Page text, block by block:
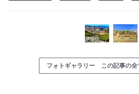
フォトギャラリー この記事の全